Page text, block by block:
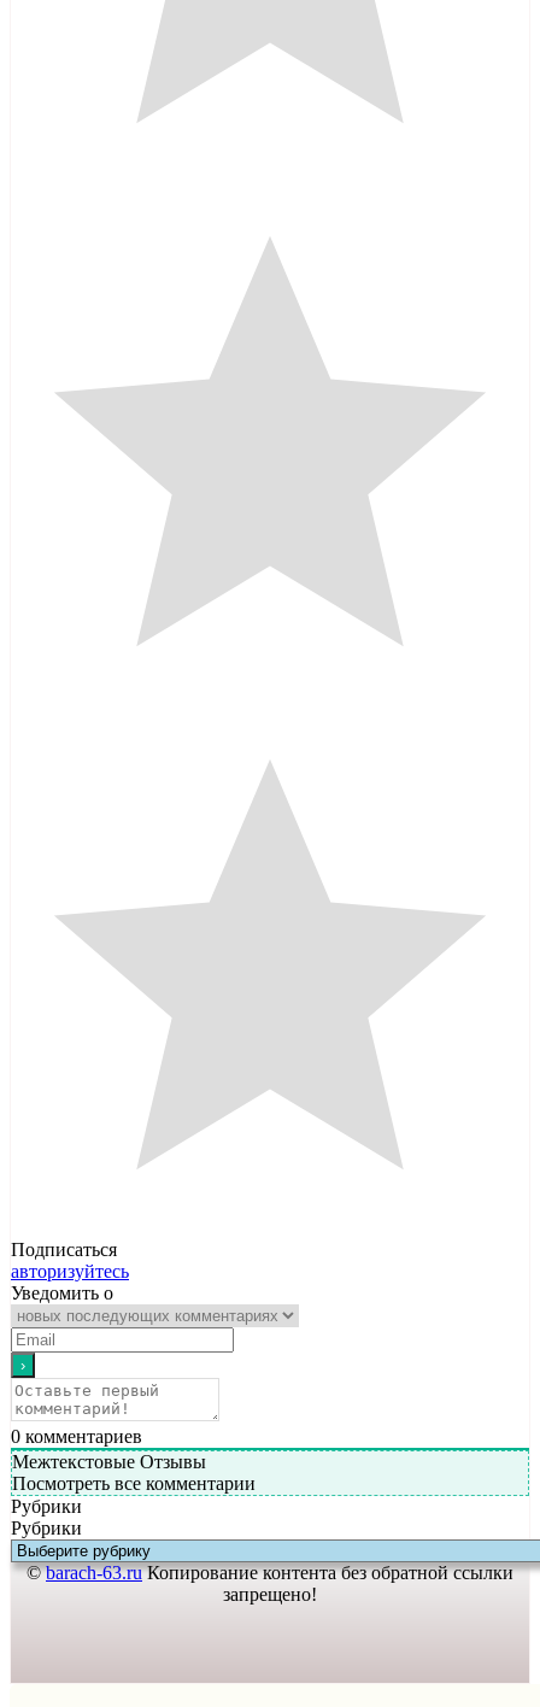
Подписаться
авторизуйтесь
Уведомить о
0 комментариев
Межтекстовые Отзывы
Посмотреть все комментарии
Рубрики
Рубрики
©barach-63.ruКопирование контента без обратной ссылки
запрещено!